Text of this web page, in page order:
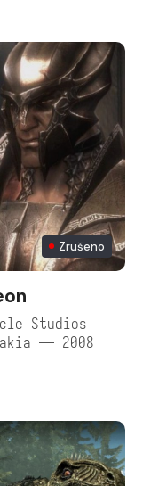
Zrušeno
Studios
— 2008